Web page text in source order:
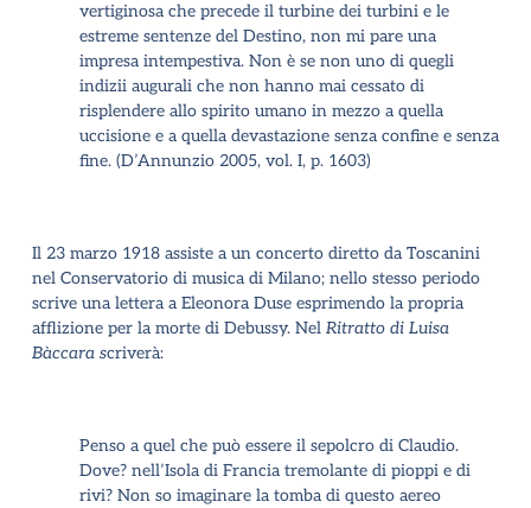
vertiginosa che precede il turbine dei turbini e le
estreme sentenze del Destino, non mi pare una
impresa intempestiva. Non è se non uno di quegli
indizii augurali che non hanno mai cessato di
risplendere allo spirito umano in mezzo a quella
uccisione e a quella devastazione senza confine e senza
fine. (D’Annunzio 2005, vol. I, p. 1603)
Il 23 marzo 1918 assiste a un concerto diretto da Toscanini
nel Conservatorio di musica di Milano; nello stesso periodo
scrive una lettera a Eleonora Duse esprimendo la propria
afflizione per la morte di Debussy. Nel Ritratto di Luisa
Bàccara scriverà:
Penso a quel che può essere il sepolcro di Claudio.
Dove? nell’Isola di Francia tremolante di pioppi e di
rivi? Non so imaginare la tomba di questo aereo